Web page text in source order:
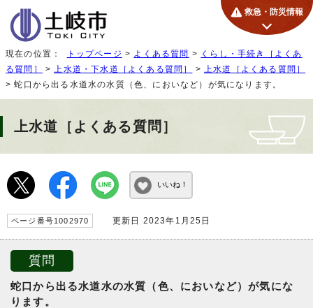
救急・防災情報
現在の位置： トップページ > よくある質問 > くらし・手続き［よくあ
る質問］
>上水道・下水道［よくある質問］ >上水道［よくある質問］
> 蛇口から出る水道水の水質（色、においなど）が気になります。
上水道［よくある質問］
いいね！
ページ番号1002970 更新日 2023年1月25日
質問
蛇口から出る水道水の水質（色、においなど）が気にな
ります。